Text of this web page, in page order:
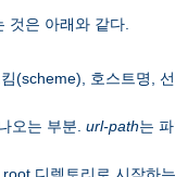
것은 아래와 같다.
(scheme), 호스트명,
오는 부분. url-path는